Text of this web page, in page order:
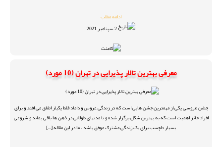
ادامه مطلب
2 سپتامبر 2021
معرفی بهترین تالار پذیرایی در تهران (10 مورد)
جشن عروسی یکی از مهمترین جشن هایی است که در زندگی عروس و داماد فقط یکبار اتفاق می افتد و برای
افراد حائز اهمیت است که به بهترین شکل برگزار شده و تا مدتهای طولانی در ذهن ها باقی بماند و شروعی
بسیار دلچسب برای یک زندگی مشترک موفق باشد . ما در این مقاله […]